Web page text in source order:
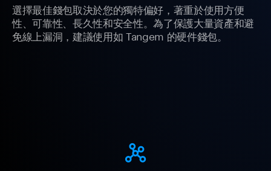
選擇最佳錢包取決於您的獨特偏好，著重於使用方便
性、可靠性、長久性和安全性。為了保護大量資產和避
免線上漏洞，建議使用如 Tangem 的硬件錢包。